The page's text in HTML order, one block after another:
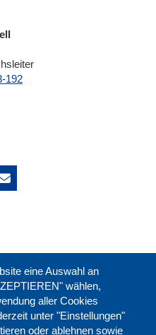
192
eine Auswahl an
wählen,
aller Cookies
unter "Einstellungen"
oder ablehnen sowie